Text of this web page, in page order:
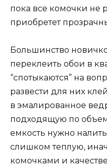
пока все комочки не
приобретет
Большинство
переклеить обои в
“спотыкаются” на
развести для них
в эмалированное
подходящую по
емкость нужно
слишком теплую,
комочками и